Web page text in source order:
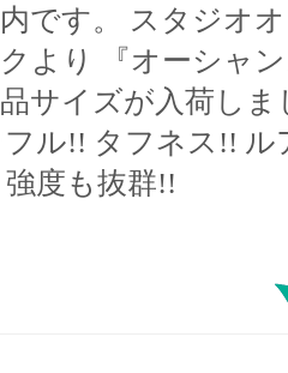
内です。 スタジオ
クより 『オーシャ
品サイズが入荷し
ル!! タフネス!! ル
度も抜群!!